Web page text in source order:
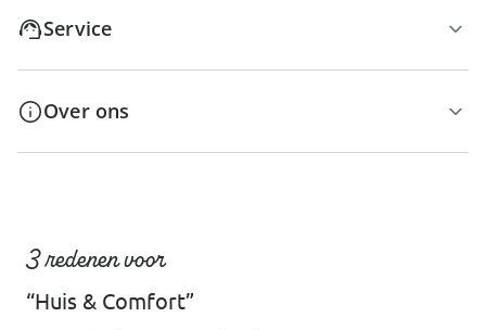
Service
Over ons
3 redenen voor
“Huis & Comfort”